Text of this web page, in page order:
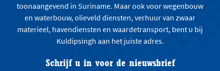
toonaangevend in Suriname. Maar ook voor wegenbouw
en waterbouw, olieveld diensten, verhuur van zwaar
materieel, havendiensten en waardetransport, bent u bij
Kuldipsingh aan het juiste adres.
Schrijf u in voor de nieuwsbrief